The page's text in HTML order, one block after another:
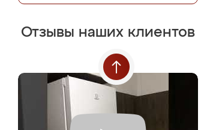
Отзывы наших клиентов